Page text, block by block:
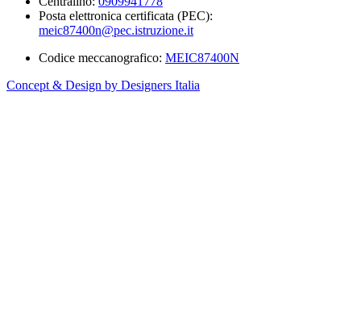
Posta elettronica certificata (PEC):
meic87400n@pec.istruzione.it
Codice meccanografico: MEIC87400N
Concept & Design by Designers Italia